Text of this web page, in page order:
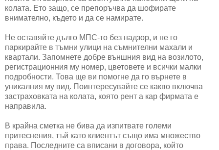
колата. Ето защо, се препоръчва да шофирате
внимателно, където и да се намирате.
Не оставяйте дълго МПС-то без надзор, и не го
паркирайте в тъмни улици на съмнителни махали и
квартали. Запомнете добре външния вид на возилото,
регистрационния му номер, цветовете и всички малки
подробности. Това ще ви помогне да го върнете в
уникалния му вид. Поинтересувайте се какво включва
застраховката на колата, която рент а кар фирмата е
направила.
В крайна сметка не бива да изпитвате големи
притеснения, тъй като клиентът също има множество
права. Последните са вписани в договора, който